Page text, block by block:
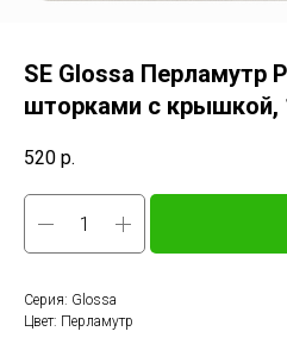
SE Glossa Перламутр
шторками с крышкой,
520 р.
Серия: Glossa
Цвет: Перламутр